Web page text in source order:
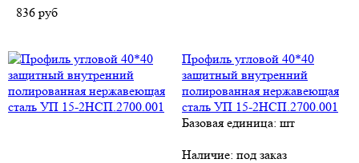
836 руб
Профиль угловой 40*40
защитный внутренний
полированная нержавеющая
сталь УП 15-2НСП.2700.001
Базовая единица: шт
Наличие: под заказ